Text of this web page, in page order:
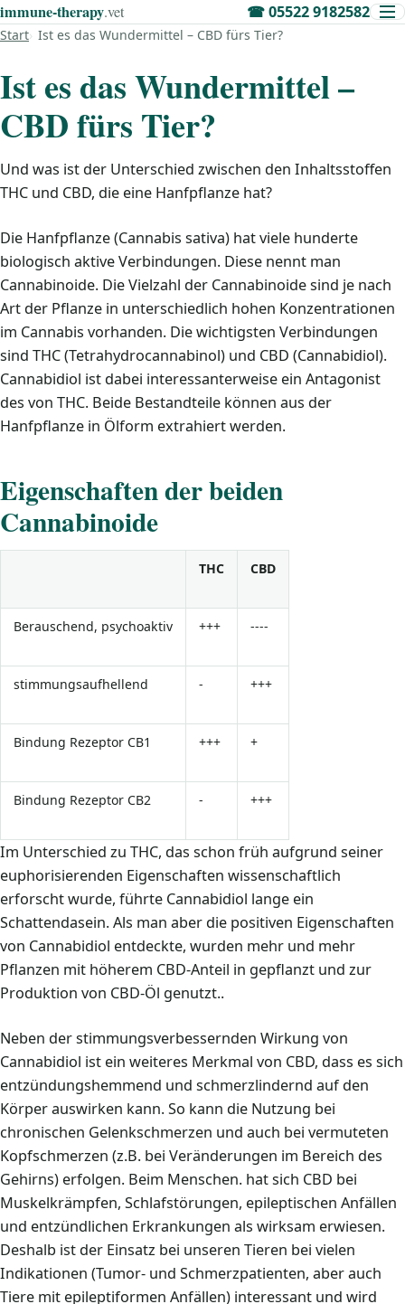
immune‑therapy.vet ☎05522 9182582
Start Ist es das Wundermittel – CBD fürs Tier?
Ist es das Wundermittel –
CBD fürs Tier?
Und was ist der Unterschied zwischen den Inhaltsstoffen
THC und CBD, die eine Hanfpflanze hat?
Die Hanfpflanze (Cannabis sativa) hat viele hunderte
biologisch aktive Verbindungen. Diese nennt man
Cannabinoide. Die Vielzahl der Cannabinoide sind je nach
Art der Pflanze in unterschiedlich hohen Konzentrationen
im Cannabis vorhanden. Die wichtigsten Verbindungen
sind THC (Tetrahydrocannabinol) und CBD (Cannabidiol).
Cannabidiol ist dabei interessanterweise ein Antagonist
des von THC. Beide Bestandteile können aus der
Hanfpflanze in Ölform extrahiert werden.
Eigenschaften der beiden
Cannabinoide
THC CBD
Berauschend, psychoaktiv +++ ----
stimmungsaufhellend - +++
Bindung Rezeptor CB1 +++ +
Bindung Rezeptor CB2 - +++
Im Unterschied zu THC, das schon früh aufgrund seiner
euphorisierenden Eigenschaften wissenschaftlich
erforscht wurde, führte Cannabidiol lange ein
Schattendasein. Als man aber die positiven Eigenschaften
von Cannabidiol entdeckte, wurden mehr und mehr
Pflanzen mit höherem CBD-Anteil in gepflanzt und zur
Produktion von CBD-Öl genutzt..
Neben der stimmungsverbessernden Wirkung von
Cannabidiol ist ein weiteres Merkmal von CBD, dass es sich
entzündungshemmend und schmerzlindernd auf den
Körper auswirken kann. So kann die Nutzung bei
chronischen Gelenkschmerzen und auch bei vermuteten
Kopfschmerzen (z.B. bei Veränderungen im Bereich des
Gehirns) erfolgen. Beim Menschen. hat sich CBD bei
Muskelkrämpfen, Schlafstörungen, epileptischen Anfällen
und entzündlichen Erkrankungen als wirksam erwiesen.
Deshalb ist der Einsatz bei unseren Tieren bei vielen
Indikationen (Tumor- und Schmerzpatienten, aber auch
Tiere mit epileptiformen Anfällen) interessant und wird